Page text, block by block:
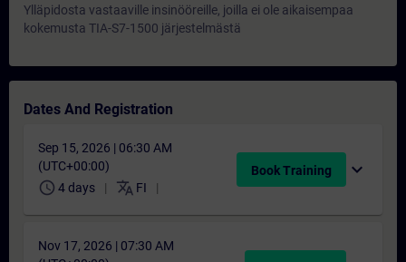
Ylläpidosta vastaaville insinööreille, joilla ei ole aikaisempaa
kokemusta TIA-S7-1500 järjestelmästä
Dates And Registration
Sep 15, 2026 | 06:30 AM
(UTC+00:00)
schedule 4 days translate FI
Book Training expand_more
Nov 17, 2026 | 07:30 AM